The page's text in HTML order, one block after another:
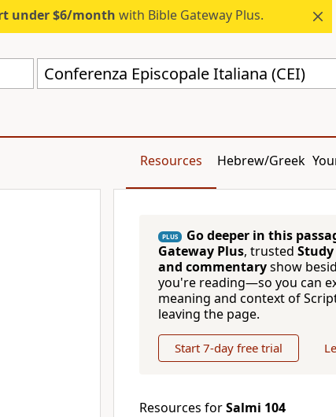
under $6/month with Bible Gateway Plus.
Conferenza Episcopale Italiana (CEI)
Resources Hebrew/Greek
PLUS Go deeper in this
Gateway Plus, trusted
and commentaryshow
you're reading—so you can
meaning and context of
leaving the page.
Start 7-day free trial
Resources forSalmi 104